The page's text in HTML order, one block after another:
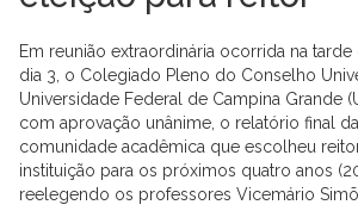
Em reunião extraordinária ocorrida na tarde
dia 3, o Colegiado Pleno do Conselho
Universidade Federal de Campina Grande
com aprovação unânime, o relatório final
comunidade acadêmica que escolheu
instituição para os próximos quatro anos
reelegendo os professores Vicemário